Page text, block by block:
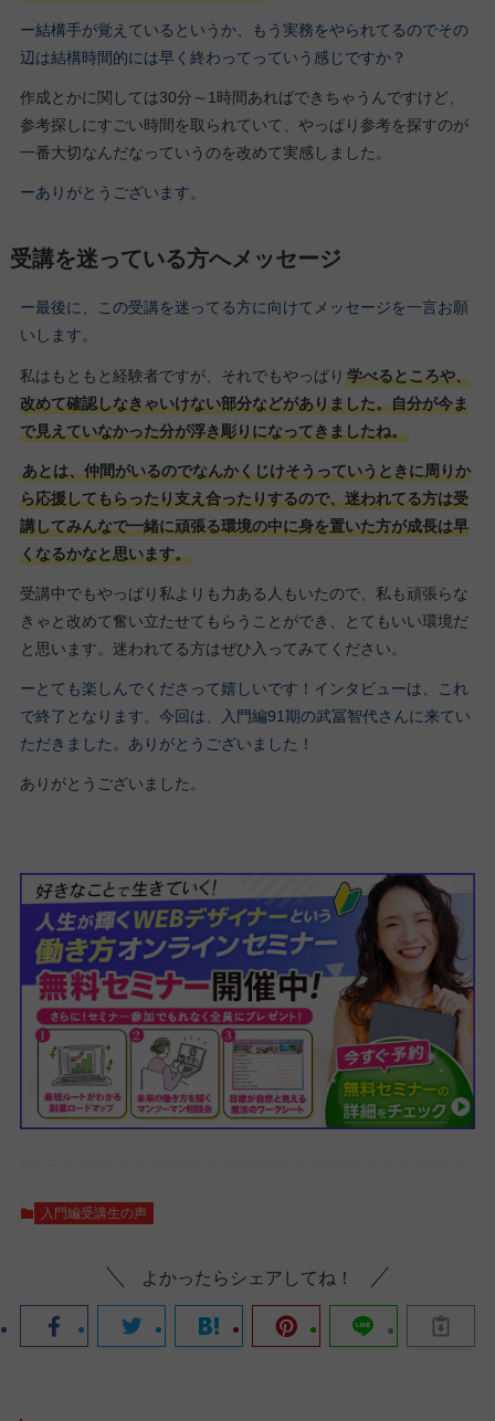
ー結構手が覚えているというか、もう実務をやられてるのでその
辺は結構時間的には早く終わってっていう感じですか？
作成とかに関しては30分～1時間あればできちゃうんですけど、
参考探しにすごい時間を取られていて、やっぱり参考を探すのが
一番大切なんだなっていうのを改めて実感しました。
ーありがとうございます。
受講を迷っている方へメッセージ
ー最後に、この受講を迷ってる方に向けてメッセージを一言お願
いします。
私はもともと経験者ですが、それでもやっぱり 学べるところや、
改めて確認しなきゃいけない部分などがありました。自分が今ま
で見えていなかった分が浮き彫りになってきましたね。
あとは、仲間がいるのでなんかくじけそうっていうときに周りか
ら応援してもらったり支え合ったりするので、迷われてる方は受
講してみんなで一緒に頑張る環境の中に身を置いた方が成長は早
くなるかなと思います。
受講中でもやっぱり私よりも力ある人もいたので、私も頑張らな
きゃと改めて奮い立たせてもらうことができ、とてもいい環境だ
と思います。迷われてる方はぜひ入ってみてください。
ーとても楽しんでくださって嬉しいです！インタビューは、これ
で終了となります。今回は、入門編91期の武冨智代さんに来てい
ただきました。ありがとうございました！
ありがとうございました。
入門編受講生の声
よかったらシェアしてね！